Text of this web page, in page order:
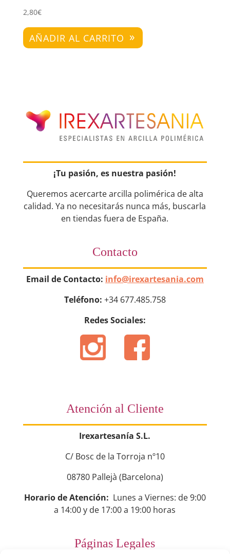
2,80€
AÑADIR AL CARRITO
¡Tu pasión, es nuestra pasión!
Queremos acercarte arcilla polimérica de alta
calidad. Ya no necesitarás nunca más, buscarla
en tiendas fuera de España.
Contacto
Email de Contacto: info@irexartesania.com
Teléfono: +34 677.485.758
Redes Sociales:
Atención al Cliente
Irexartesanía S.L.
C/ Bosc de la Torroja nº10
08780 Pallejà (Barcelona)
Horario de Atención: Lunes a Viernes: de 9:00
a 14:00 y de 17:00 a 19:00 horas
Páginas Legales